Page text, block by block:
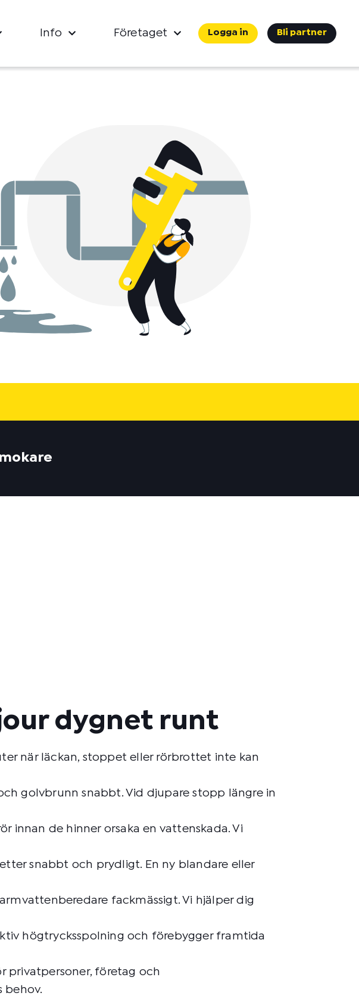
Info Företaget Logga in Bli partner
dygnet runt
när läckan, stoppet eller rörbrottet inte kan
golvbrunn snabbt. Vid djupare stopp längre in
innan de hinner orsaka en vattenskada. Vi
snabbt och prydligt. En ny blandare eller
fackmässigt. Vi hjälper dig
högtrycksspolning och förebygger framtida
privatpersoner, företag och
behov.